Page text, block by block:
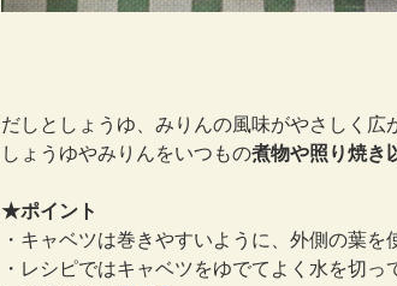
だしとしょうゆ、みりんの風味がやさしく広
しょうゆやみりんをいつもの煮物や照り焼き
★ポイント
・キャベツは巻きやすいように、外側の葉を
・レシピではキャベツをゆでてよく水を切